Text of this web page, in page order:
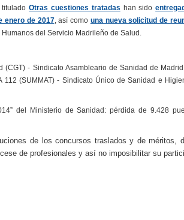
tituladoOtras cuestiones tratadas han sido
enero de 2017, así como una nueva solicitud de
del Servicio Madrileño de Salud.
(CGT) - Sindicato Asambleario de Sanidad de
112 (SUMMAT) - Sindicato Único de Sanidad e
del Ministerio de Sanidad: pérdida de 9.428
de los concursos traslados y de méritos,
de profesionales y así no imposibilitar su